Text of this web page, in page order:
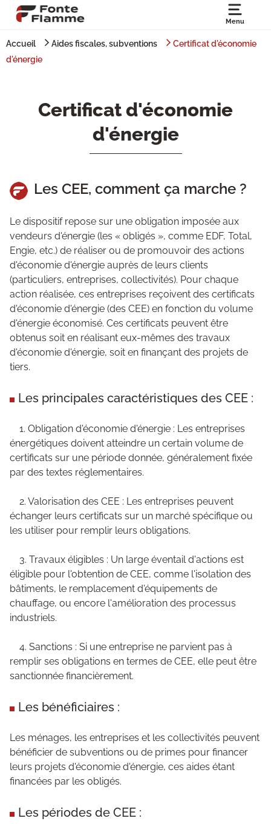
Menu
Accueil Aides fiscales, subventions
Certificat d'économie
d'énergie
Certificat d'économie
d'énergie
Les CEE, comment ça marche ?
Le dispositif repose sur une obligation imposée aux
vendeurs d'énergie (les « obligés », comme EDF, Total,
Engie, etc.) de réaliser ou de promouvoir des actions
d'économie d'énergie auprès de leurs clients
(particuliers, entreprises, collectivités). Pour chaque
action réalisée, ces entreprises reçoivent des certificats
d'économie d'énergie (des CEE) en fonction du volume
d'énergie économisé. Ces certificats peuvent être
obtenus soit en réalisant eux-mêmes des travaux
d'économie d'énergie, soit en finançant des projets de
tiers.
Les principales caractéristiques des CEE :
1. Obligation d'économie d'énergie : Les entreprises
énergétiques doivent atteindre un certain volume de
certificats sur une période donnée, généralement fixée
par des textes réglementaires.
2. Valorisation des CEE : Les entreprises peuvent
échanger leurs certificats sur un marché spécifique ou
les utiliser pour remplir leurs obligations.
3. Travaux éligibles : Un large éventail d'actions est
éligible pour l'obtention de CEE, comme l'isolation des
bâtiments, le remplacement d'équipements de
chauffage, ou encore l'amélioration des processus
industriels.
4. Sanctions : Si une entreprise ne parvient pas à
remplir ses obligations en termes de CEE, elle peut être
sanctionnée financièrement.
Les bénéficiaires :
Les ménages, les entreprises et les collectivités peuvent
bénéficier de subventions ou de primes pour financer
leurs projets d'économie d'énergie, ces aides étant
financées par les obligés.
Les périodes de CEE :